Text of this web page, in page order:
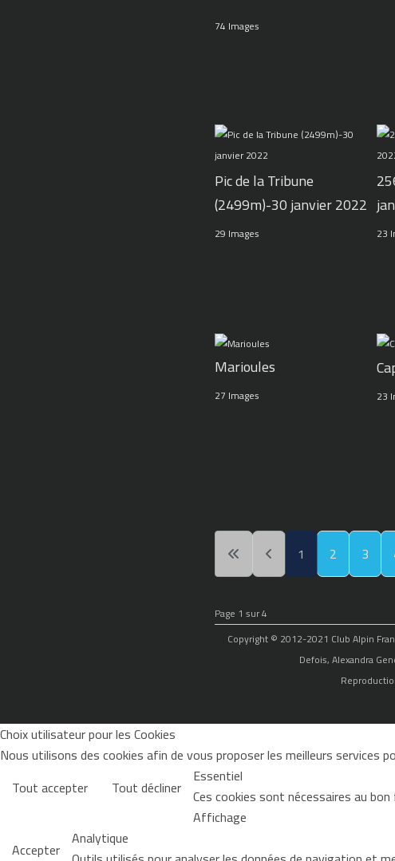
74 Images
Pic de la Tribune
(2499m)-30 janvier 2022
29 Images 23
Marioules
27 Images 23
1 2 3
Page 1 sur 4
Copyright © 2012-2021 Club Alpin
Defois, Alexandra
Choix utilisateur pour les Cookies
Nous utilisons des cookies afin de vous proposer les meilleurs services
Tout accepter
Tout décliner Essentiel
Ces cookies sont nécessaires au
Affichage
Accepter Analytique